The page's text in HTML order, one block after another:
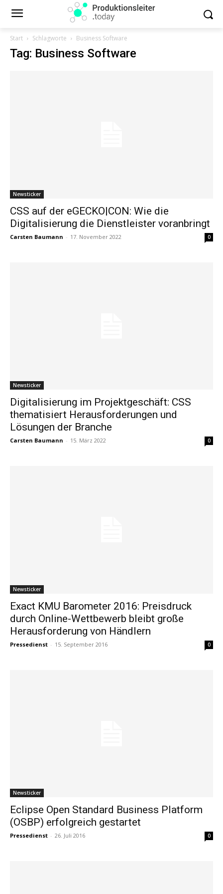
Start Schlagworte Business Software
Tag: Business Software
Newsticker
CSS auf der eGECKO|CON: Wie die
Digitalisierung die Dienstleister voranbringt
Carsten Baumann - 17. November 2022 0
Newsticker
Digitalisierung im Projektgeschäft: CSS
thematisiert Herausforderungen und
Lösungen der Branche
Carsten Baumann - 15. März 2022 0
Newsticker
Exact KMU Barometer 2016: Preisdruck
durch Online-Wettbewerb bleibt große
Herausforderung von Händlern
Pressedienst - 15. September 2016 0
Newsticker
Eclipse Open Standard Business Platform
(OSBP) erfolgreich gestartet
Pressedienst - 26. Juli 2016 0